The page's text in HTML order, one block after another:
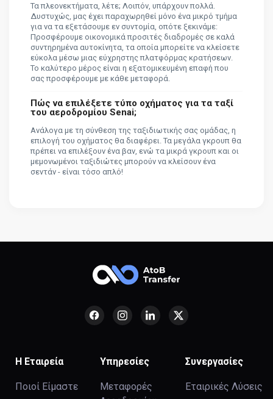
Τα πλεονεκτήματα, λέτε; Λοιπόν, υπάρχουν πολλά.
Δυστυχώς, μας έχει παραχωρηθεί μόνο ένα μικρό τμήμα
για να τα εξετάσουμε εν συντομία, οπότε ξεκινάμε:
Προσφέρουμε οικονομικά προσιτές διαδρομές σε καλά
συντηρημένα αυτοκίνητα, τα οποία μπορείτε να κλείσετε
εύκολα μέσω μιας εύχρηστης πλατφόρμας κρατήσεων.
Το καλύτερο μέρος είναι η εξατομικευμένη επαφή που
σας προσφέρουμε με κάθε μεταφορά.
Πώς να επιλέξετε τύπο οχήματος για τα ταξί
του αεροδρομίου Senai;
Ανάλογα με τη σύνθεση της ταξιδιωτικής σας ομάδας, η
επιλογή του οχήματος θα διαφέρει. Τα μεγάλα γκρουπ θα
πρέπει να επιλέξουν ένα βαν, ενώ τα μικρά γκρουπ και οι
μεμονωμένοι ταξιδιώτες μπορούν να κλείσουν ένα
σεντάν - είναι τόσο απλό!
Η Εταιρεία
Ποιοί Είμαστε
Υπηρεσίες
Μεταφορές
Συνεργασίες
Εταιρικές Λύσεις